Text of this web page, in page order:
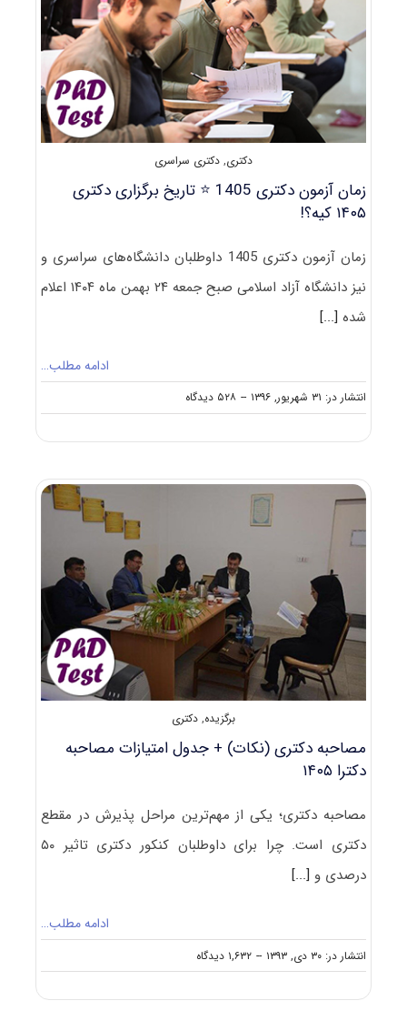
دکتری, دکتری سراسری
زمان آزمون دکتری 1405 ⭐️ تاریخ برگزاری دکتری
۱۴۰۵ کیه؟!
زمان آزمون دکتری 1405 داوطلبان دانشگاه‌های سراسری و
نیز دانشگاه آزاد اسلامی صبح جمعه ۲۴ بهمن ماه ۱۴۰۴ اعلام
شده[...]
ادامه مطلب…
انتشار در: ۳۱ شهریور, ۱۳۹۶ -- ۵۲۸ دیدگاه
on
زمان
دکتری
⭐️
۱۴۰۵
کیه؟!
برگزیده, دکتری
مصاحبه دکتری (نکات) + جدول امتیازات مصاحبه
دکترا ۱۴۰۵
مصاحبه دکتری؛ یکی از مهم‌ترین مراحل پذیرش در مقطع
دکتری است. چرا برای داوطلبان کنکور دکتری تاثیر ۵۰
درصدی و [...]
ادامه مطلب…
انتشار در: ۳۰ دی, ۱۳۹۳ -- ۱,۶۳۲ دیدگاه
on
مصاحبه